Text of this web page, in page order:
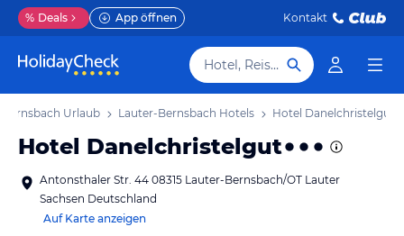
% Deals App öffnen Kontakt
Hotel, Reiseziel
Urlaub Lauter-Bernsbach Hotels Hotel Danelchristelgut
Hotel Danelchristelgut
Antonsthaler Str. 44 08315 Lauter-Bernsbach/OT Lauter
Sachsen Deutschland
Auf Karte anzeigen